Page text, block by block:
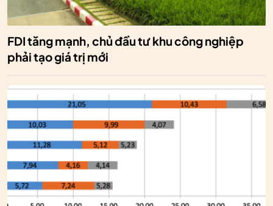
FDI tăng mạnh, chủ đầu tư khu công nghiệp
phải tạo giá trị mới